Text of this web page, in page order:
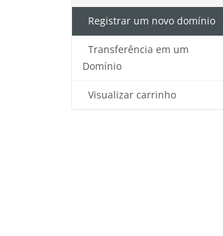
Registrar um novo domínio
Transferência em um
Domínio
Visualizar carrinho